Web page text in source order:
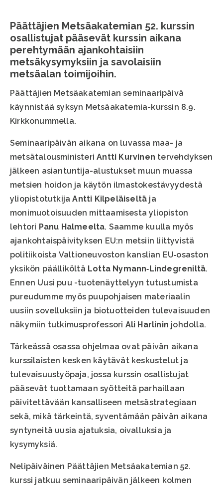
Päättäjien Metsäakatemian 52. kurssin
osallistujat pääsevät kurssin aikana
perehtymään ajankohtaisiin
metsäkysymyksiin ja savolaisiin
metsäalan toimijoihin.
Päättäjien Metsäakatemian seminaaripäivä
käynnistää syksyn Metsäakatemia-kurssin 8.9.
Kirkkonummella.
Seminaaripäivän aikana on luvassa maa- ja
metsätalousministeriAntti Kurvinen tervehdyksen
jälkeen asiantuntija-alustukset muun muassa
metsien hoidon ja käytön ilmastokestävyydestä
yliopistotutkijaAntti Kilpeläiseltä ja
monimuotoisuuden mittaamisesta yliopiston
lehtori Panu Halmeelta. Saamme kuulla myös
ajankohtaispäivityksen EU:n metsiin liittyvistä
politiikoista Valtioneuvoston kanslian EU‐osaston
yksikön päälliköltä Lotta Nymann‐Lindegreniltä.
Ennen Uusi puu -tuotenäyttelyyn tutustumista
pureudumme myös puupohjaisen materiaalin
uusiin sovelluksiin ja biotuotteiden tulevaisuuden
näkymiin tutkimusprofessori Ali Harlinin johdolla.
Tärkeässä osassa ohjelmaa ovat päivän aikana
kurssilaisten kesken käytävät keskustelut ja
tulevaisuustyöpaja, jossa kurssin osallistujat
pääsevät tuottamaan syötteitä parhaillaan
päivitettävään kansalliseen metsästrategiaan
sekä, mikä tärkeintä, syventämään päivän aikana
syntyneitä uusia ajatuksia, oivalluksia ja
kysymyksiä.
Nelipäiväinen Päättäjien Metsäakatemian 52.
kurssi jatkuu seminaaripäivän jälkeen kolmen